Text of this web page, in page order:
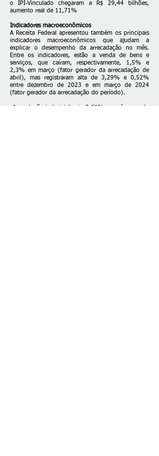
o IPI-Vinculado chegaram a R$ 29,44 bilhões,
aumento real de 11,71%
Indicadores macroeconômicos
A Receita Federal apresentou também os principais
indicadores macroeconômicos que ajudam a
explicar o desempenho da arrecadação no mês.
Entre os indicadores, estão a venda de bens e
serviços, que caíram, respectivamente, 1,5% e
2,3% em março (fator gerador da arrecadação de
abril), mas registraram alta de 3,29% e 0,52%
entre dezembro de 2023 e em março de 2024
(fator gerador da arrecadação do período).
A produção industrial caiu 3,61% no mês passado